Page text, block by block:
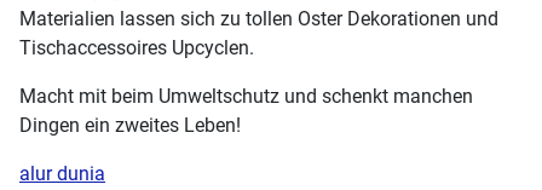
Materialien lassen sich zu tollen Oster Dekorationen und
Tischaccessoires Upcyclen.
Macht mit beim Umweltschutz und schenkt manchen
Dingen ein zweites Leben!
alur dunia